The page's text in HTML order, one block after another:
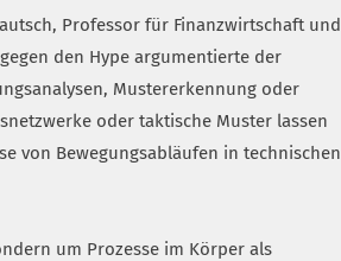
Professor für Finanzwirtschaft und
den Hype argumentierte der
Mustererkennung oder
oder taktische Muster lassen
von Bewegungsabläufen in technischen
um Prozesse im Körper als